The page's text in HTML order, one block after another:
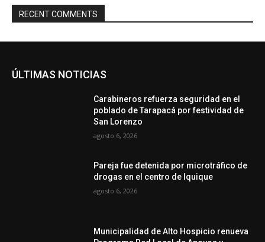
RECENT COMMENTS
ÚLTIMAS NOTICIAS
Carabineros refuerza seguridad en el
poblado de Tarapacá por festividad de
San Lorenzo
agosto 6, 2026
Pareja fue detenida por microtráfico de
drogas en el centro de Iquique
agosto 6, 2026
Municipalidad de Alto Hospicio renueva